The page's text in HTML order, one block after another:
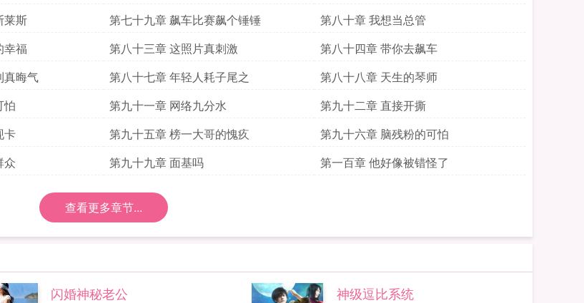
莱斯 第七十九章 飙车比赛飙个锤锤
第八十章 我想当总管
幸福 第八十三章 这照片真刺激
第八十四章 带你去飙车
真晦气 第八十七章 年轻人耗子尾之
第八十八章 天生的琴师
怕 第九十一章 网络九分水
第九十二章 直接开撕
卡 第九十五章 榜一大哥的愧疚
第九十六章 脑残粉的可怕
众 第九十九章 面基吗 第一百章 他好像被错怪了
查看更多章节...
闪婚神秘老公 神级逗比系统